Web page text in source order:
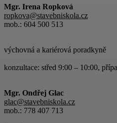
Mgr. Irena Ropková
ropkova@stavebniskola.cz
mob.: 604 500 513
výchovná a kariérová poradkyně
konzultace: střed 9:00 – 10:00,
Mgr. Ondřej Glac
glac@stavebniskola.cz
mob.: 778 407 713